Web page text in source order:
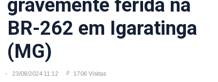
gravemente ferida na
BR-262 em Igaratinga
(MG)
23/08/2024 11:12 1706 Visitas